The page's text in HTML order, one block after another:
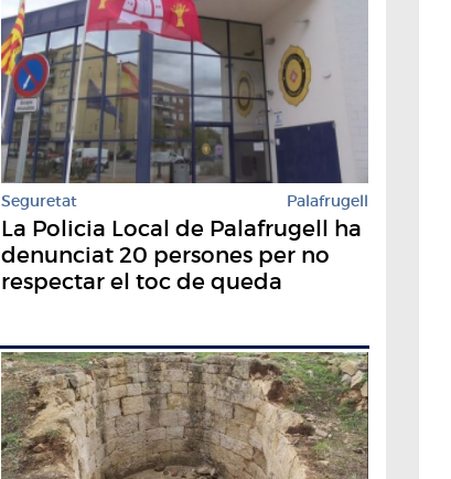
Seguretat Palafrugell
La Policia Local de Palafrugell ha
denunciat 20 persones per no
respectar el toc de queda